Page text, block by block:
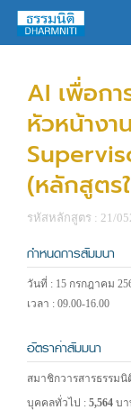
AI เพื่อก
หัวหน้าง
(หลักสูตร
รหัสหลักสูตร : 21/
กำหนดการสัมมนา
วันที่ : 15 กรกฎาคม
เวลา : 09.00-16.00
อัตราค่าสัมมนา
สมาชิกวารสารธรรมนิ
บุคคลทั่วไป : 5,564 บา